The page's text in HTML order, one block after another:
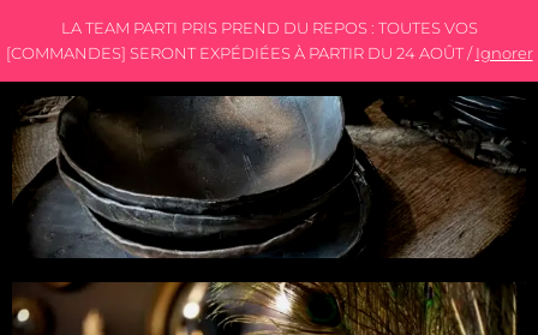
LA TEAM PARTI PRIS PREND DU REPOS : TOUTES VOS
[COMMANDES] SERONT EXPÉDIÉES À PARTIR DU 24 AOÛT / Ignorer